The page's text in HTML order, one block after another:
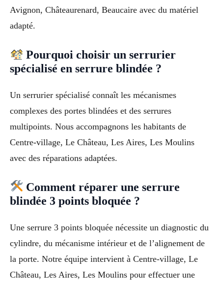
Avignon, Châteaurenard, Beaucaire avec du matériel
adapté.
Pourquoi choisir un serrurier
spécialisé en serrure blindée ?
Un serrurier spécialisé connaît les mécanismes
complexes des portes blindées et des serrures
multipoints. Nous accompagnons les habitants de
Centre-village, Le Château, Les Aires, Les Moulins
avec des réparations adaptées.
Comment réparer une serrure
blindée 3 points bloquée ?
Une serrure 3 points bloquée nécessite un diagnostic du
cylindre, du mécanisme intérieur et de l’alignement de
la porte. Notre équipe intervient à Centre-village, Le
Château, Les Aires, Les Moulins pour effectuer une